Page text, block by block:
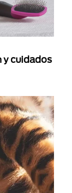
y cuidados